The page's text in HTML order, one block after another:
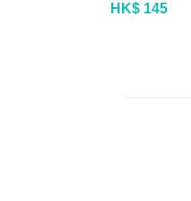
HK$ 145